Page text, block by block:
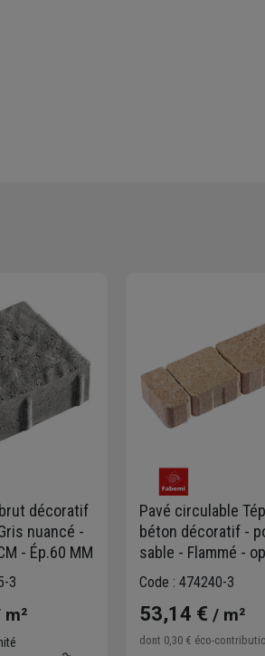
décoratif
nuancé -
- Ép.60 MM
3
m²
Pavé circulable
béton décoratif -
sable - Flammé -
3 formats martelés
Code : 474240-3
53,14 € / m²
dont 0,30 € éco-